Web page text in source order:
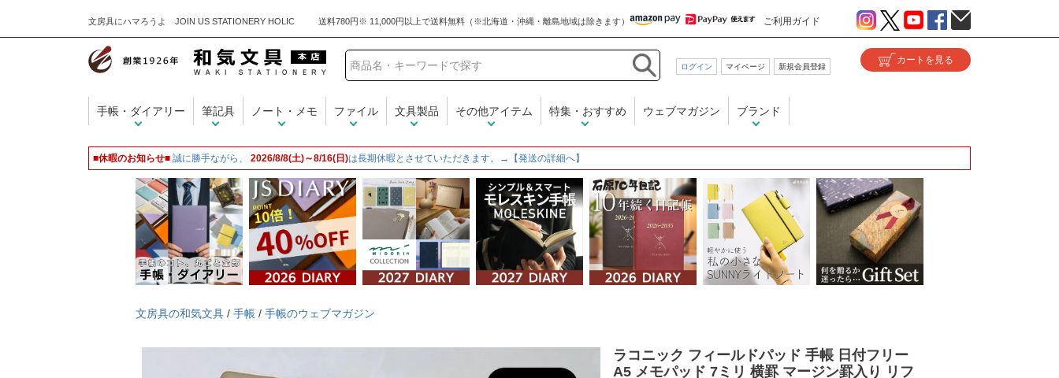
文房具にハマろうよ JOIN US STATIONERY HOLIC ご利用ガイド
和気文具
ログイン マイページ 新規会員登録
手帳・ダイアリー 筆記具 ノート・メモ ファイル 文具製品 その他アイテム 特集・おすすめ ウェブマガジン ブランド
■休暇のお知らせ■ 誠に勝手ながら、 2026/8/8(土)～8/16(日)は長期休暇とさせていただきます。→【発送の詳細へ】
文房具の和気文具 / 手帳 / 手帳のウェブマガジン
ラコニック フィールドパッド 手帳 日付フリー
A5 メモパッド 7ミリ 横罫 マージン罫入り リフ